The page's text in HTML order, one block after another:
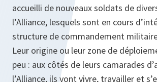
accueilli de nouveaux soldats de
l’Alliance, lesquels sont en cours
structure de commandement militaire
Leur origine ou leur zone de
peu : aux côtés de leurs camarades
l’Alliance, ils vont vivre, travailler et